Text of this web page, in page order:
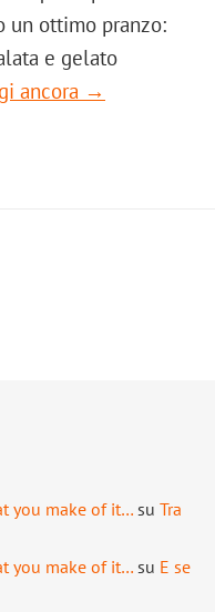
un ottimo pranzo:
e gelato
ancora →
you make of it…su Tra
you make of it…su E se